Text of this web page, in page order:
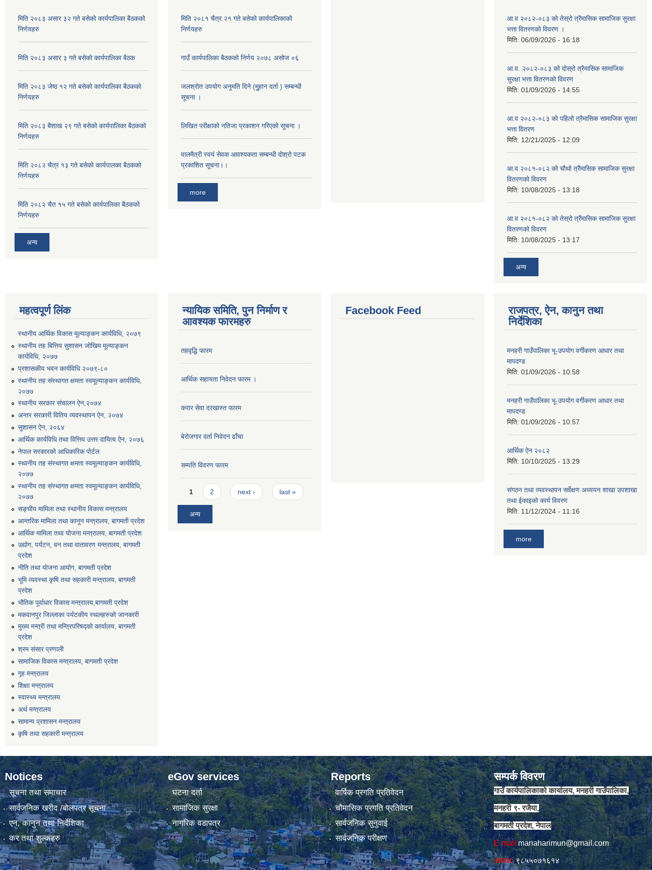
मिति २०८३ असार ३२ गते बसेको कार्यपालिका बैठकको
निर्णयहरु
मिति २०८३ असार ३ गते बसेको कार्यपालिका बैठक
मिति २०८३ जेष्ठ १२ गते बसेको कार्यपालिका बैठकको
निर्णयहरु
मिति २०८३ बैशाख २९ गते बसेको कार्यपालिका बैठकको
निर्णयहरु
मिति २०८२ चैत्र १३ गते बसेको कार्यपालका बैठकको
निर्णयहरु
मिति २०८२ चैत १५ गते बसेको कार्यपालिका बैठकको
निर्णयहरु
अन्य
मिति २०८१ चैत्र २१ गते बसेको कार्यपालिकाको
निर्णयहरु
गाउँ कार्यपालिका बैठकको निर्णय २०७८ असोज ०६
जलश्रोत उपयोग अनुमति दिने (मुुहान दर्ता ) सम्बन्धी
सूचना ।
लिखित परीक्षाको नतिजा प्रकाशन गरिएको सूचना ।
वालमैत्री स्वय‌ं सेवक आवश्यकता सम्बन्धी दोश्रो पटक
प्रकाशित सूचना।।
more
आ.व २०८२-०८३ को तेस्रो त्रैमासिक सामाजिक सुरक्षा
भत्ता वितरणको विवरण ।
मिति: 06/09/2026 - 16:18
आ.व. २०८२-०८३ को दोस्रो त्रैमासिक सामाजिक
सुरक्षा भत्ता वितरणको विवरण
मिति: 01/09/2026 - 14:55
आ.व २०८२-०८३ को पहिलो त्रैमासिक सामाजिक सुरक्षा
भत्ता वितरण
मिति: 12/21/2025 - 12:09
आ.व २०८१-०८२ को चौथो त्रैंमासिक सामाजिक सुरक्षा
वितरणको विवरण
मिति: 10/08/2025 - 13:18
आ.व २०८१-०८२ को तेस्रो त्रैंमासिक सामाजिक सुरक्षा
वितरणको विवरण
मिति: 10/08/2025 - 13:17
अन्य
महत्वपूर्ण लिंक
स्थानीय आर्थिक विकास मूल्याङ्कन कार्यविधि, २०७९
स्थानीय तह बित्तिय सुशासन जोखिम मूल्याङ्कन
कार्यविधि, २०७७
प्रशासकीय भवन कार्यविधि २०७९-८०
स्थानीय तह संस्थागत क्षमता स्वमूल्याङ्कन कार्यविधि,
२०७७
स्थानीय सरकार संचालन ऐन,२०७४
अन्तर सरकारी वितिय व्यवस्थापन ऐन, २०७४
सुशासन ऐन, २०६४
आर्थिक कार्यविधि तथा वित्तिय उत्तर दायित्व ऐन, २०७६
नेपाल सरकारको आधिकारिक पोर्टल
स्थानीय तह संस्थागत क्षमता स्वमूल्याङ्कन कार्यविधि,
२०७७
स्थानीय तह संस्थागत क्षमता स्वमूल्याङ्कन कार्यविधि,
२०७७
सङ्घीय मामिला तथा स्थानीय विकास मन्त्रालय
आन्तरिक मामिला तथा कानून मन्त्रालय, बागमती प्रदेश
आर्थिक मामिला तथा योजना मन्त्रालय, बागमती प्रदेश
उद्योग, पर्यटन, वन तथा वातावरण मन्त्रालय, बागमती
प्रदेश
नीति तथा योजना आयोग, बागमती प्रदेश
भूमि व्यवस्था कृषि तथा सहकारी मन्त्रालय, बागमती
प्रदेश
भौतिक पूर्वाधार विकास मन्त्रालय,बागमती प्रदेश
मकवानपुर जिल्लाका पर्यटकीय स्थलहरुको जानकारी
मुख्य मन्त्री तथा मन्त्रिपरिषद्को कार्यालय, बागमती
प्रदेश
श्रम संसार प्रणाली
सामाजिक विकास मन्त्रालय, बागमती प्रदेश
गृह मन्त्रालय
शिक्षा मन्त्रालय
स्वास्थ्य मन्त्रालय
अर्थ मन्त्रालय
सामान्य प्रशासन मन्त्रालय
कृषि तथा सहकारी मन्त्रालय
न्यायिक समिति, पुन निर्माण र
आवश्यक फारमहरु
तहवृद्धि फारम
आर्थिक सहायता निवेदन फारम ।
करार सेवा दरखास्त फारम
बेरोजगार दर्ता निवेदन ढाँचा
सम्पति विवरण फारम
Pages
1 2 next › last »
अन्य
Facebook Feed
राजपत्र, ऐन, कानुन तथा
निर्देशिका
मनहरी गाउँपालिका भू-उपयोग वर्गीकरण आधार तथा
मापदण्ड
मिति: 01/09/2026 - 10:58
मनहरी गाउँपालिका भू-उपयोग वर्गीकरण आधार तथा
मापदण्ड
मिति: 01/09/2026 - 10:57
आर्थिक ऐन २०८२
मिति: 10/10/2025 - 13:29
संगठन तथा व्यवस्थापन सर्वेक्षण अध्ययन शाखा उपशाखा
तथा ईकाइको कार्य विवरण
मिति: 11/12/2024 - 11:16
more
Notices
सूचना तथा समाचार
सार्वजनिक खरीद /बोलपत्र सूचना
एन, कानुन तथा निर्देशिका
कर तथा शुल्कहरु
eGov services
घटना दर्ता
सामाजिक सुरक्षा
नागरिक वडापत्र
Reports
वार्षिक प्रगति प्रतिवेदन
चौमासिक प्रगति प्रतिवेदन
सार्वजनिक सुनुवाई
सार्वजनिक परीक्षण
सम्पर्क विवरण
गाउँ कार्यपालिकाको कार्यालय, मनहरी गाउँपालिका,
मनहरी ९- रजैया,
बागमती प्रदेश, नेपाल
E-mail:manaharimun@gmail.com
अध्यक्षः९८५५०७१६१४